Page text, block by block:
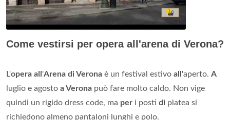
Come vestirsi per opera all'arena di Verona?
L'opera all 'Arena di Verona è un festival estivo all 'aperto. A
luglio e agosto a Verona può fare molto caldo. Non vige
quindi un rigido dress code, ma per i posti di platea si
richiedono almeno pantaloni lunghi e polo.